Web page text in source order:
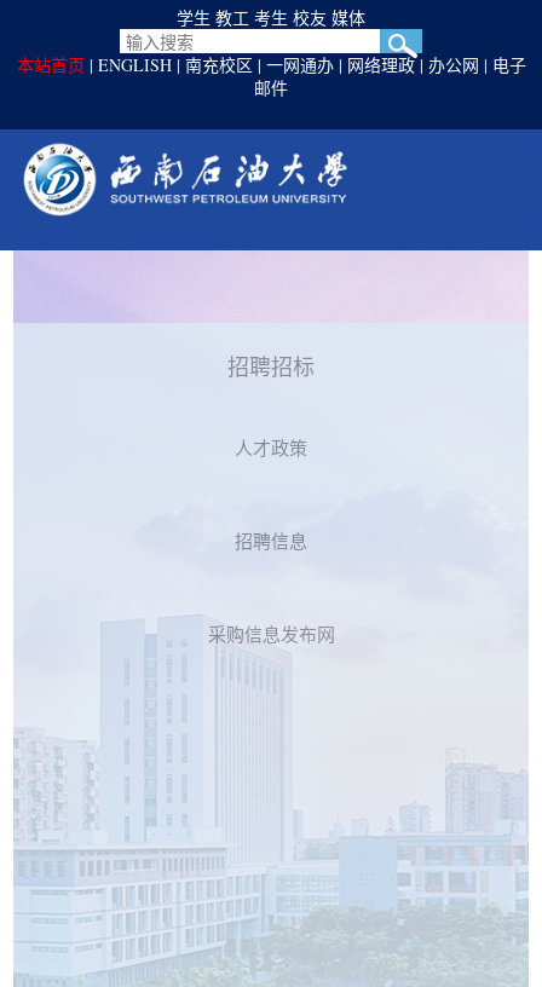
学生 教工 考生 校友 媒体
本站首页 | ENGLISH | 南充校区 | 一网通办 | 网络理政 | 办公网 | 电子
邮件
招聘招标
人才政策
招聘信息
采购信息发布网